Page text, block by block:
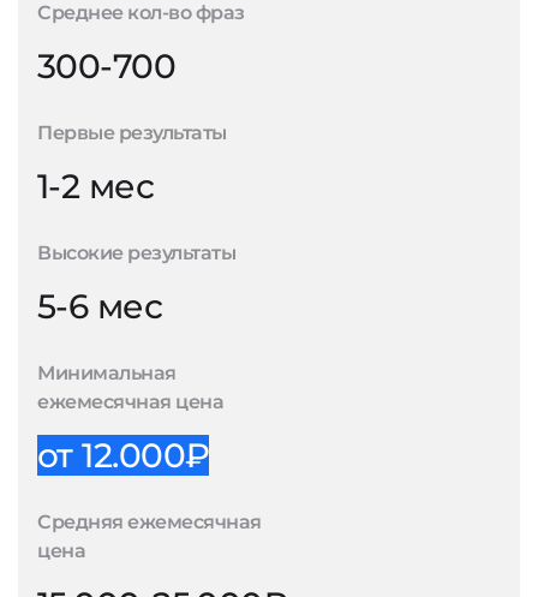
Среднее кол-во фраз
300-700
Первые результаты
1-2 мес
Высокие результаты
5-6 мес
Минимальная
ежемесячная цена
от 12.000₽
Средняя ежемесячная
цена